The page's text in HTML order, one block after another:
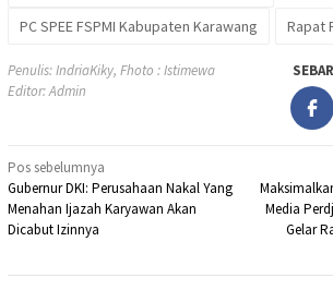
PC SPEE FSPMI Kabupaten Karawang
Rapat
Penulis: IndriaKiky, Fhoto : Istimewa
Editor: Admin
Navigasi
pos
Pos sebelumnya
Gubernur DKI: Perusahaan Nakal Yang
Menahan Ijazah Karyawan Akan
Dicabut Izinnya
Media
Gelar